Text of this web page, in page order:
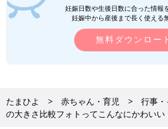
妊娠日数や生後日数に合った情報
妊娠中から産後まで長く使える
無料ダウンロー
たまひよ 赤ちゃん・育児 行事・
の大きさ比較フォトってこんなにかわいい